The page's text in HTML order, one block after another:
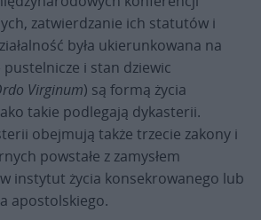
zatwierdzanie ich statutów i
była ukierunkowana na
pustelnicze i stan dziewic
Virginum) są formą życia
takie podlegają dykasterii.
obejmują także trzecie zakony i
powstałe z zamysłem
instytut życia konsekrowanego lub
apostolskiego.